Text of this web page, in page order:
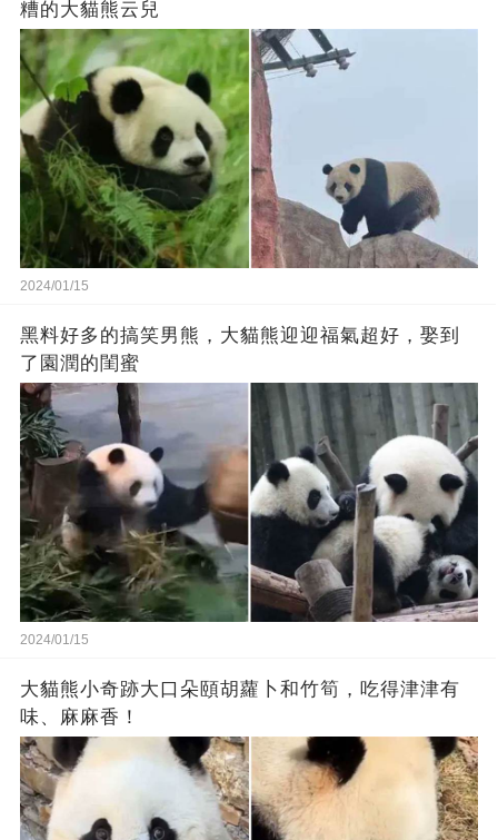
糟的大貓熊云兒
2024/01/15
黑料好多的搞笑男熊，大貓熊迎迎福氣超好，娶到
了園潤的閨蜜
2024/01/15
大貓熊小奇跡大口朵頤胡蘿卜和竹筍，吃得津津有
味、麻麻香！